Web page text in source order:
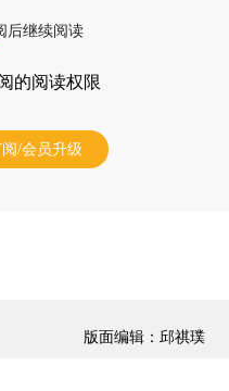
后继续阅读
的阅读权限
/会员升级
版面编辑：邱祺璞